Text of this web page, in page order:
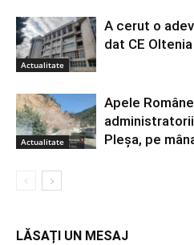
Actualitate
A cerut o
dat CE
Actualitate
Apele
Pleșa, pe
LĂSAȚI UN MESAJ